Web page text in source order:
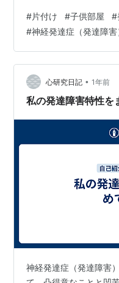
ていてO君の記憶力に
だけでなく、記憶力が
５体あるはず。どらえ
もそれが当たっている
時間が経っても忘れて
～」という方法は通用
#片付け #子供部屋 #
#神経発達症（発達障害
心研究日記 • 1年前
私の発達障害特性を
神経発達症（発達障害